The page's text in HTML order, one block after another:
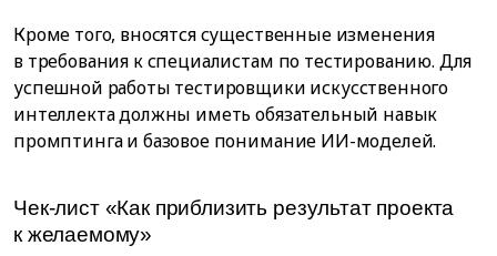
Кроме того, вносятся существенные изменения
в требования к специалистам по тестированию. Для
успешной работы тестировщики искусственного
интеллекта должны иметь обязательный навык
промптинга и базовое понимание ИИ-моделей.
Чек-лист «Как приблизить результат проекта
к желаемому»